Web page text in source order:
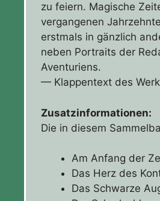
zu feiern. Magische
vergangenen
erstmals in gänzlich
neben Portraits der
Aventuriens.
— Klappentext des
Zusatzinformationen:
Die in diesem
Am Anfang der
Das Herz des
Das Schwarze